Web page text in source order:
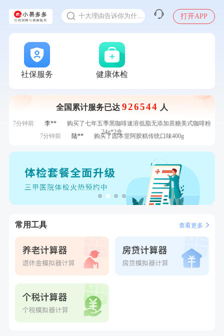
入职体检在线预约
甲状腺癌怎么筛查
打开APP
社保服务 健康体检
全国累计服务已达 926544 人
刚刚
张**
成功预约了心脏病套餐
1分钟前
戴*
购买了便携式手持小风扇
1分钟前
潘*
购买了美的1.5L电热水壶HJ1522
2分钟前
成功预约了女性健康套餐二档
成功预约糖尿病强化体检套餐
4分钟前
购买了宁安堡新疆无核红枣干150g*2
6分钟前
姜**
成功预约了女性VIP体检套餐
7分钟前
李**
购买了七年五季黑咖啡速溶低脂无添加蔗糖美式咖啡粉
24g*2盒
7分钟前 陆**
购买了固本堂阿胶糕传统口味400g
成功预约了青年白领男套餐
常用工具 查看更多